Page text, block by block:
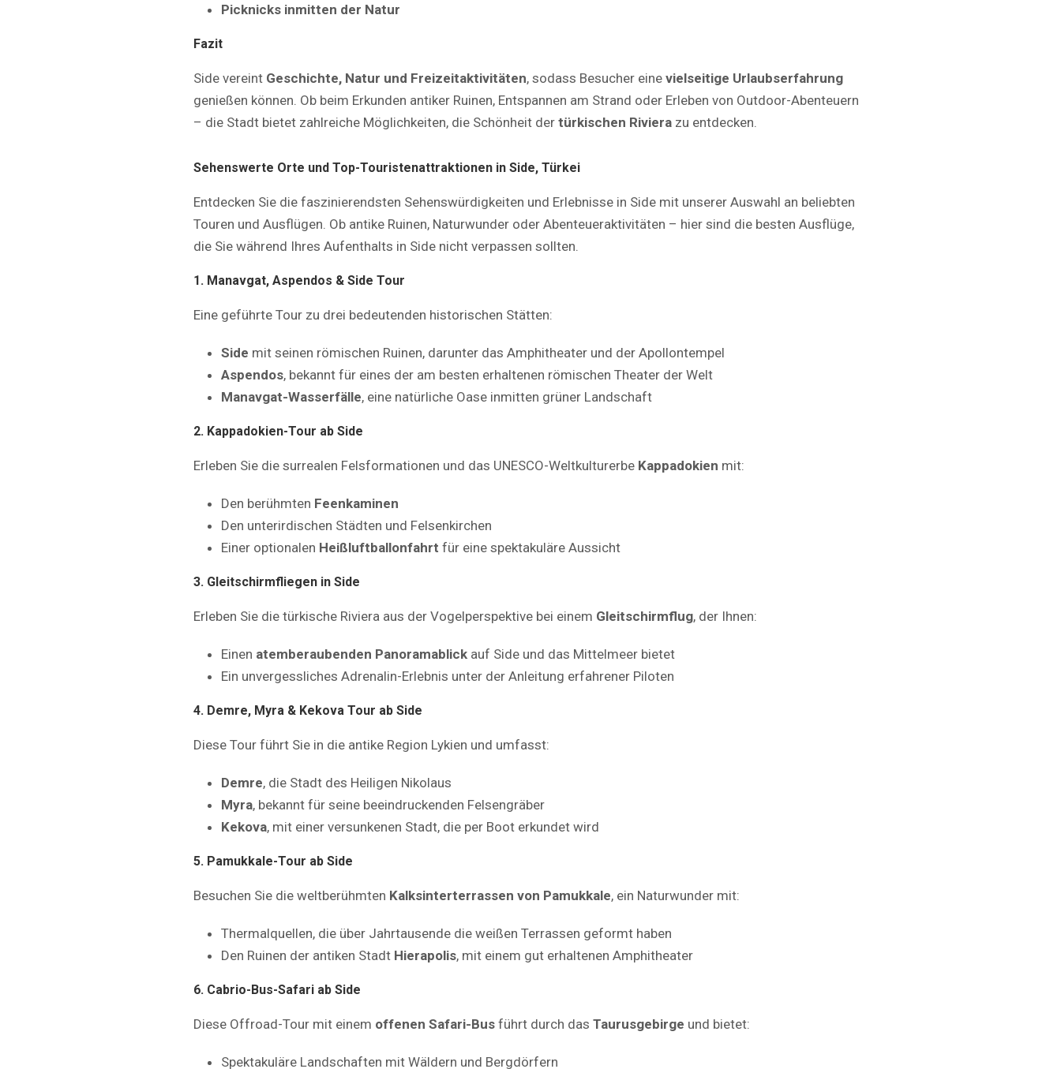
Picknicks inmitten der Natur
Fazit
Side vereint Geschichte, Natur und Freizeitaktivitäten, sodass Besucher eine vielseitige Urlaubserfahrung
genießen können. Ob beim Erkunden antiker Ruinen, Entspannen am Strand oder Erleben von Outdoor-Abenteuern
– die Stadt bietet zahlreiche Möglichkeiten, die Schönheit der türkischen Riviera zu entdecken.
Sehenswerte Orte und Top-Touristenattraktionen in Side, Türkei
Entdecken Sie die faszinierendsten Sehenswürdigkeiten und Erlebnisse in Side mit unserer Auswahl an beliebten
Touren und Ausflügen. Ob antike Ruinen, Naturwunder oder Abenteueraktivitäten – hier sind die besten Ausflüge,
die Sie während Ihres Aufenthalts in Side nicht verpassen sollten.
1. Manavgat, Aspendos & Side Tour
Eine geführte Tour zu drei bedeutenden historischen Stätten:
Side mit seinen römischen Ruinen, darunter das Amphitheater und der Apollontempel
Aspendos, bekannt für eines der am besten erhaltenen römischen Theater der Welt
Manavgat-Wasserfälle, eine natürliche Oase inmitten grüner Landschaft
2. Kappadokien-Tour ab Side
Erleben Sie die surrealen Felsformationen und das UNESCO-Weltkulturerbe Kappadokien mit:
Den berühmten Feenkaminen
Den unterirdischen Städten und Felsenkirchen
Einer optionalen Heißluftballonfahrt für eine spektakuläre Aussicht
3. Gleitschirmfliegen in Side
Erleben Sie die türkische Riviera aus der Vogelperspektive bei einem Gleitschirmflug, der Ihnen:
Einen atemberaubenden Panoramablick auf Side und das Mittelmeer bietet
Ein unvergessliches Adrenalin-Erlebnis unter der Anleitung erfahrener Piloten
4. Demre, Myra & Kekova Tour ab Side
Diese Tour führt Sie in die antike Region Lykien und umfasst:
Demre, die Stadt des Heiligen Nikolaus
Myra, bekannt für seine beeindruckenden Felsengräber
Kekova, mit einer versunkenen Stadt, die per Boot erkundet wird
5. Pamukkale-Tour ab Side
Besuchen Sie die weltberühmten Kalksinterterrassen von Pamukkale, ein Naturwunder mit:
Thermalquellen, die über Jahrtausende die weißen Terrassen geformt haben
Den Ruinen der antiken Stadt Hierapolis, mit einem gut erhaltenen Amphitheater
6. Cabrio-Bus-Safari ab Side
Diese Offroad-Tour mit einem offenen Safari-Bus führt durch das Taurusgebirge und bietet:
Spektakuläre Landschaften mit Wäldern und Bergdörfern